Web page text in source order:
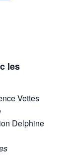
les
Vettes
Delphine